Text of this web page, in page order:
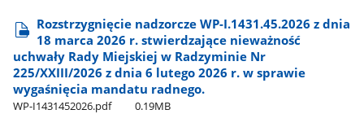
Rozstrzygnięcie nadzorcze WP-I.1431.45.2026 z dnia
18 marca 2026 r. stwierdzające nieważność
uchwały Rady Miejskiej w Radzyminie Nr
225/XXIII/2026 z dnia 6 lutego 2026 r. w sprawie
wygaśnięcia mandatu radnego.
WP-I1431452026.pdf 0.19MB